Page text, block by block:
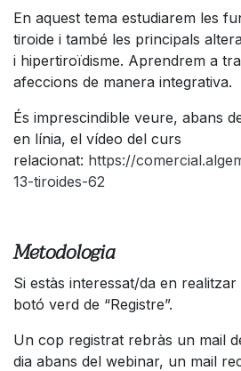
En aquest tema estudiarem les
tiroide i també les principals
i hipertiroïdisme. Aprendrem a
afeccions de manera integrativa.
És imprescindible veure, abans
en línia, el vídeo del curs
relacionat: https://
13-tiroides-62
Metodologia
Si estàs interessat/da en
botó verd de “Registre”.
Un cop registrat rebràs un mail
dia abans del webinar, un mail